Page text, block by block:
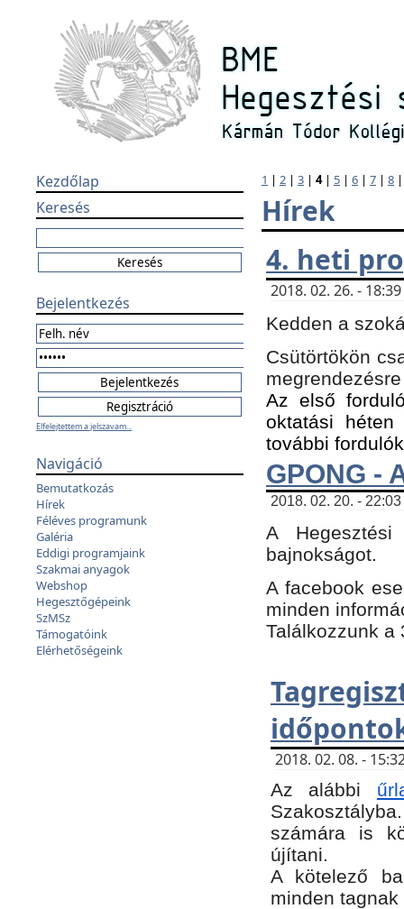
Kezdőlap
Keresés
Bejelentkezés
Elfelejtettem a jelszavam...
Navigáció
Bemutatkozás
Hírek
Féléves programunk
Galéria
Eddigi programjaink
Szakmai anyagok
Webshop
Hegesztőgépeink
SzMSz
Támogatóink
Elérhetőségeink
1 | 2 | 3 | 4| 5 | 6 | 7 | 8
Hírek
4. heti
2018. 02. 26. -
Kedden a
Csütörtökön
Az első
oktatási
további
GPONG -
2018. 02. 20. -
A
bajnokságot.
A facebook
minden
Találkozzunk a
2018. 02. 08. -
Az alábbi
számára is
újítani.
​A kötelező
minden